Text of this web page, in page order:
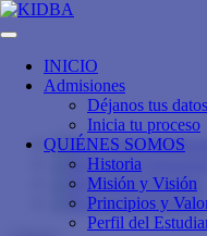
INICIO
Admisiones
Déjanos tus datos
Inicia tu proceso
QUIÉNES SOMOS
Historia
Misión y Visión
Principios y
Perfil del